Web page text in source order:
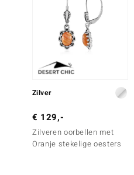
Collection
Zilver
€ 129,-
Zilveren oorbellen met
Oranje stekelige oesters